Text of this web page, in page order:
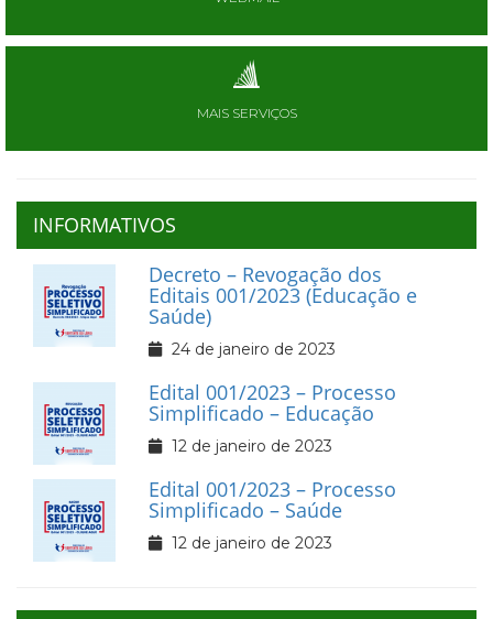
MAIS SERVIÇOS
INFORMATIVOS
Decreto – Revogação dos
Editais 001/2023 (Educação e
Saúde)
24 de janeiro de 2023
Edital 001/2023 – Processo
Simplificado – Educação
12 de janeiro de 2023
Edital 001/2023 – Processo
Simplificado – Saúde
12 de janeiro de 2023